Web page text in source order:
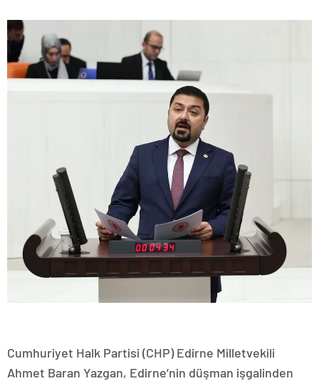
Cumhuriyet Halk Partisi (CHP) Edirne Milletvekili
Ahmet Baran Yazgan, Edirne’nin düşman işgalinden